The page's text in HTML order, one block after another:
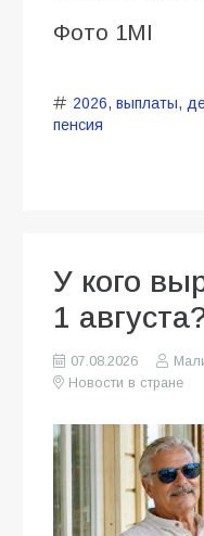
Фото 1MI
2026, выплаты,
пенсия
У кого
1
07.08.2026
Новости в стране